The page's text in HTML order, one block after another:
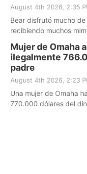
August 4th 2026, 2:35
Bear disfrutó mucho
recibiendo muchos
semana.
Mujer de Omaha
ilegalmente
padre
August 4th 2026, 2:23
Una mujer de Omaha
770.000 dólares del